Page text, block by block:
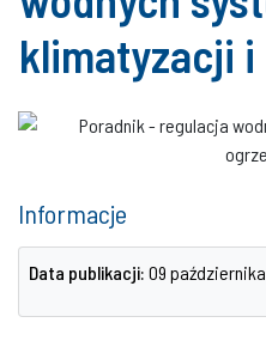
klimatyzacji
Informacje
Data publikacji: 09